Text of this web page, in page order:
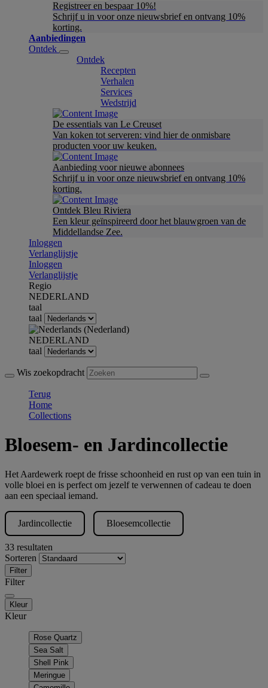
Registreer en bespaar 10%!
Schrijf u in voor onze nieuwsbrief en ontvang 10%
korting.
Aanbiedingen
Ontdek
Ontdek
Recepten
Verhalen
Services
Wedstrijd
De essentials van Le Creuset
Van koken tot serveren: vind hier de onmisbare
producten voor uw keuken.
Aanbieding voor nieuwe abonnees
Schrijf u in voor onze nieuwsbrief en ontvang 10%
korting.
Ontdek Bleu Riviera
Een kleur geïnspireerd door het blauwgroen van de
Middellandse Zee.
Inloggen
Verlanglijstje
Inloggen
Verlanglijstje
Regio
NEDERLAND
taal
taal
NEDERLAND
taal
Wis zoekopdracht
Terug
Home
Collections
Bloesem- en Jardincollectie
Het Aardewerk roept de frisse schoonheid en rust op van een tuin in
volle bloei en is perfect om jezelf te verwennen of cadeau te doen
aan een speciaal iemand.
Jardincollectie Bloesemcollectie
33 resultaten
Sorteren
Filter
Filter
Kleur
Kleur
Rose Quartz
Sea Salt
Shell Pink
Meringue